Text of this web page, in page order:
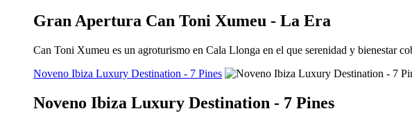
Gran Apertura Can Toni Xumeu - La Era
Can Toni Xumeu es un agroturismo en Cala Llonga en el que serenidad y bienestar
Noveno Ibiza Luxury Destination - 7 Pines
Noveno Ibiza Luxury Destination - 7 Pines